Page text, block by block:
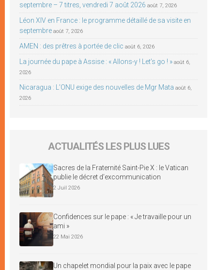
septembre – 7 titres, vendredi 7 août 2026 août 7, 2026
Léon XIV en France : le programme détaillé de sa visite en
septembre août 7, 2026
AMEN : des prêtres à portée de clic août 6, 2026
La journée du pape à Assise : « Allons-y ! Let’s go ! » août 6,
2026
Nicaragua : L’ONU exige des nouvelles de Mgr Mata août 6,
2026
ACTUALITÉS LES PLUS LUES
Sacres de la Fraternité Saint-Pie X : le Vatican
publie le décret d’excommunication
2 Juil 2026
Confidences sur le pape : « Je travaille pour un
ami »
22 Mai 2026
Un chapelet mondial pour la paix avec le pape